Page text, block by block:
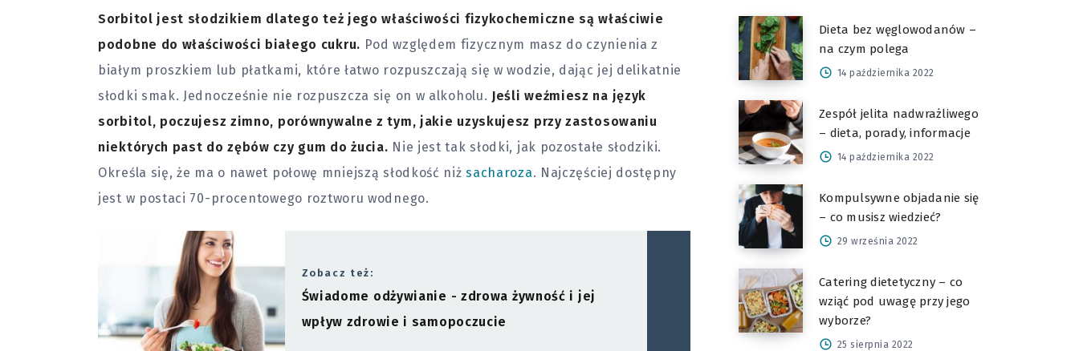
Sorbitol jest słodzikiem dlatego też jego właściwości fizykochemiczne są właściwie
podobne do właściwości białego cukru. Pod względem fizycznym masz do czynienia z
białym proszkiem lub płatkami, które łatwo rozpuszczają się w wodzie, dając jej delikatnie
słodki smak. Jednocześnie nie rozpuszcza się on w alkoholu. Jeśli weźmiesz na język
sorbitol, poczujesz zimno, porównywalne z tym, jakie uzyskujesz przy zastosowaniu
niektórych past do zębów czy gum do żucia. Nie jest tak słodki, jak pozostałe słodziki.
Określa się, że ma o nawet połowę mniejszą słodkość niżsacharoza. Najczęściej dostępny
jest w postaci 70-procentowego roztworu wodnego.
Zobacz też:
Świadome odżywianie - zdrowa żywność i jej
wpływ zdrowie i samopoczucie
Dieta bez węglowodanów –
na czym polega
14 października 2022
Zespół jelita nadwrażliwego
– dieta, porady, informacje
14 października 2022
Kompulsywne objadanie się
– co musisz wiedzieć?
29 września 2022
Catering dietetyczny – co
wziąć pod uwagę przy jego
wyborze?
25 sierpnia 2022